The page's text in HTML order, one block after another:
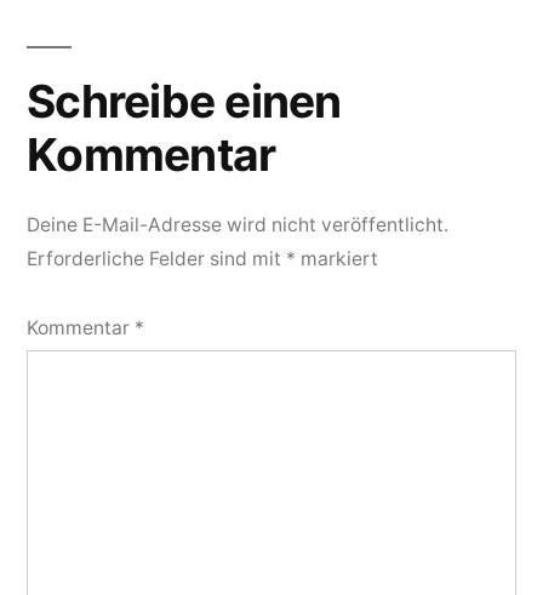
Schreibe einen
Kommentar
Deine E-Mail-Adresse wird nicht veröffentlicht.
Erforderliche Felder sind mit * markiert
Kommentar *